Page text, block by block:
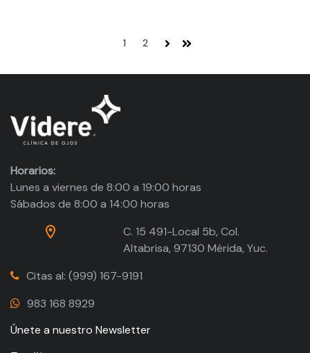
1 2
Siguiente
Última
Horarios:
Lunes a viernes de 8:00 a 19:00 horas
Sábados de 8:00 a 14:00 horas
C. 15 491-Local 5b, Col.
Altabrisa, 97130 Mérida, Yuc.
Citas al: (999) 167-9191
983 168 8929
Únete a nuestro Newsletter